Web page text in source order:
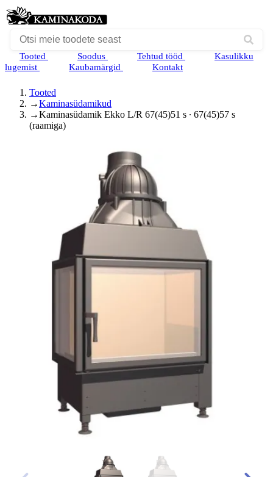
Tooted Soodus Tehtud tööd
Kasulikku
lugemist
Kaubamärgid Kontakt
Tooted
→Kaminasüdamikud
→Kaminasüdamik Ekko L/R 67(45)51 s ∙ 67(45)57 s
(raamiga)